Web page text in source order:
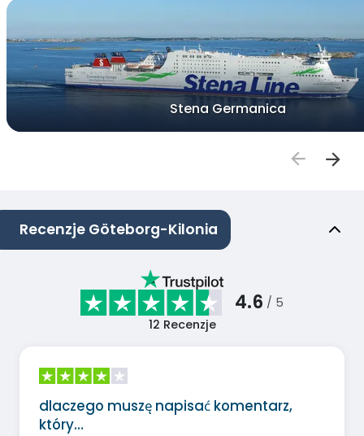
Stena Germanica
Recenzje Göteborg-Kilonia
4.6 / 5
12 Recenzje
dlaczego muszę napisać komentarz,
który…